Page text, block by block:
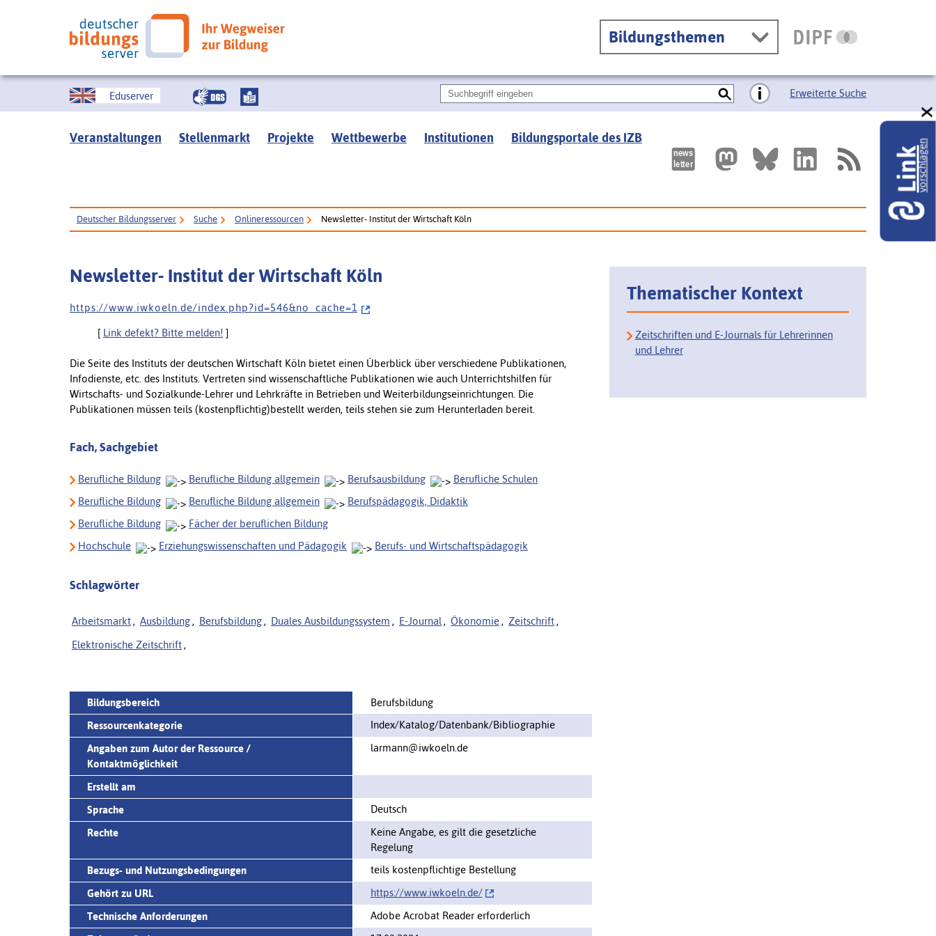
Bildungsthemen
Eduserver Erweiterte Suche
Veranstaltungen Stellenmarkt Projekte Wettbewerbe Institutionen Bildungsportale des IZB
Deutscher Bildungsserver Suche Onlineressourcen Newsletter- Institut der Wirtschaft Köln
Newsletter- Institut der Wirtschaft Köln
h t t p s : / / w w w . i w k o e l n . d e / i n d e x . p h p ? i d = 5 4 6 & n o _ c a c h e = 1
[ Link defekt? Bitte melden! ]
Die Seite des Instituts der deutschen Wirtschaft Köln bietet einen Überblick über verschiedene Publikationen,
Infodienste, etc. des Instituts. Vertreten sind wissenschaftliche Publikationen wie auch Unterrichtshilfen für
Wirtschafts- und Sozialkunde-Lehrer und Lehrkräfte in Betrieben und Weiterbildungseinrichtungen. Die
Publikationen müssen teils (kostenpflichtig)bestellt werden, teils stehen sie zum Herunterladen bereit.
Fach, Sachgebiet
Berufliche Bildung Berufliche Bildung allgemein Berufsausbildung
Berufliche Schulen
Berufliche Bildung
Berufliche Bildung allgemein
Berufspädagogik, Didaktik
Berufliche Bildung
Fächer der beruflichen Bildung
Hochschule
Erziehungswissenschaften und Pädagogik Berufs- und Wirtschaftspädagogik
Schlagwörter
Arbeitsmarkt , Ausbildung , Berufsbildung , Duales Ausbildungssystem , E-Journal , Ökonomie , Zeitschrift ,
Elektronische Zeitschrift ,
Bildungsbereich
Berufsbildung
Ressourcenkategorie
Index/Katalog/Datenbank/Bibliographie
Angaben zum Autor der Ressource /
Kontaktmöglichkeit
larmann@iwkoeln.de
Erstellt am
Sprache
Deutsch
Rechte
Keine Angabe, es gilt die gesetzliche
Regelung
Bezugs- und Nutzungsbedingungen
teils kostenpflichtige Bestellung
Gehört zu URL
https://www.iwkoeln.de/‌
Technische Anforderungen
Adobe Acrobat Reader erforderlich
Thematischer Kontext
Zeitschriften und E-Journals für Lehrerinnen
und Lehrer
Linkvorschlagen